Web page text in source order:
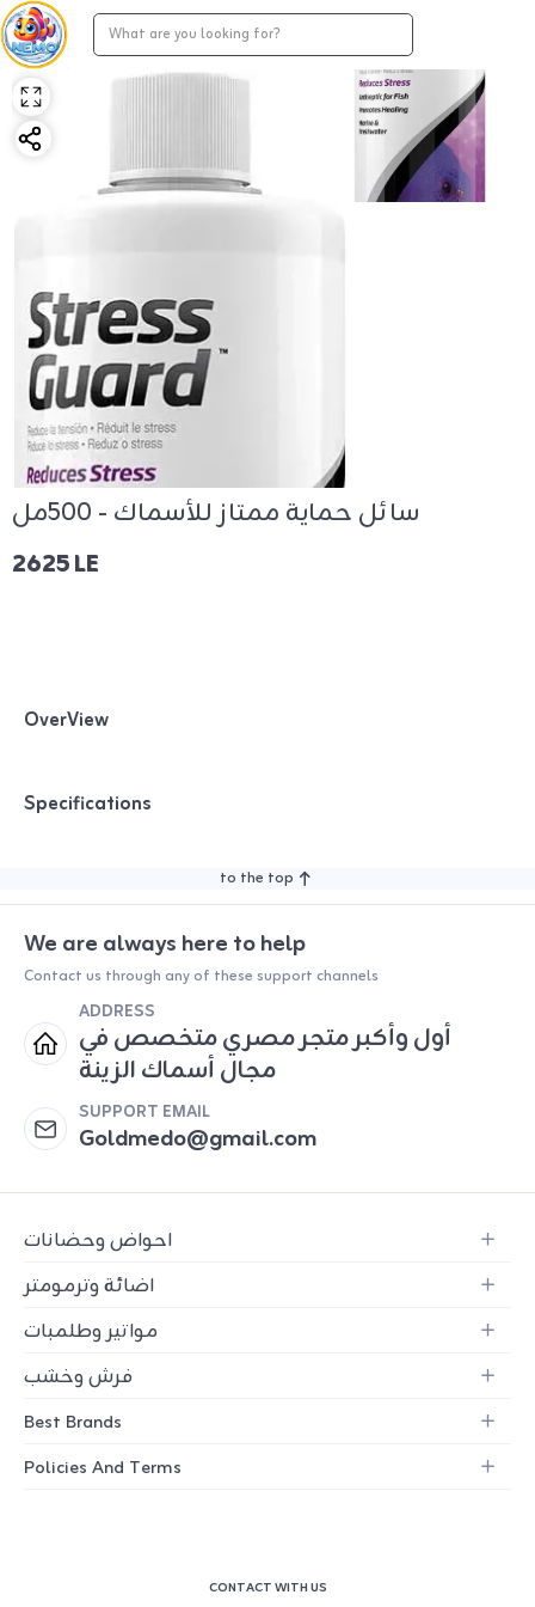
سائل حماية ممتاز للأسماك - 500مل
2625 LE
OverView
Specifications
to the top
We are always here to help
Contact us through any of these support channels
ADDRESS
أول وأكبر متجر مصري متخصص في
مجال أسماك الزينة
SUPPORT EMAIL
Goldmedo@gmail.com
احواض وحضانات
اضائة وترمومتر
مواتير وطلمبات
فرش وخشب
Best Brands
Policies And Terms
CONTACT WITH US